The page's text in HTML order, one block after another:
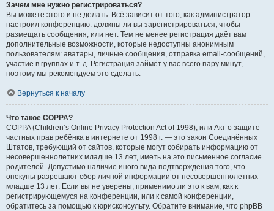
Зачем мне нужно регистрироваться?
Вы можете этого и не делать. Всё зависит от того, как администратор
настроил конференцию: должны ли вы зарегистрироваться, чтобы
размещать сообщения, или нет. Тем не менее регистрация даёт вам
дополнительные возможности, которые недоступны анонимным
пользователям: аватары, личные сообщения, отправка email-сообщений,
участие в группах и т. д. Регистрация займёт у вас всего пару минут,
поэтому мы рекомендуем это сделать.
Вернуться к началу
Что такое COPPA?
COPPA (Children’s Online Privacy Protection Act of 1998), или Акт о защите
частных прав ребёнка в интернете от 1998 г. — это закон Соединённых
Штатов, требующий от сайтов, которые могут собирать информацию от
несовершеннолетних младше 13 лет, иметь на это письменное согласие
родителей. Допустимо наличие иного вида подтверждения того, что
опекуны разрешают сбор личной информации от несовершеннолетних
младше 13 лет. Если вы не уверены, применимо ли это к вам, как к
регистрирующемуся на конференции, или к самой конференции,
обратитесь за помощью к юрисконсульту. Обратите внимание, что phpBB